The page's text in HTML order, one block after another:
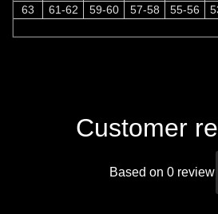
55-56
57-58
59-60
61-62
63
Customer
Based on 0 review